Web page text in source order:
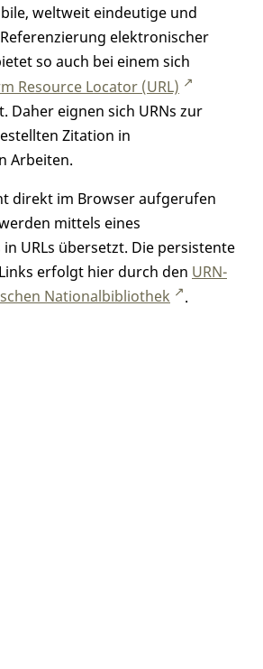
weltweit eindeutige und
elektronischer
so auch bei einem sich
Resource Locator (URL)
Daher eignen sich URNs zur
Zitation in
Arbeiten.
direkt im Browser aufgerufen
mittels eines
URLs übersetzt. Die persistente
erfolgt hier durch den URN-
Nationalbibliothek
.